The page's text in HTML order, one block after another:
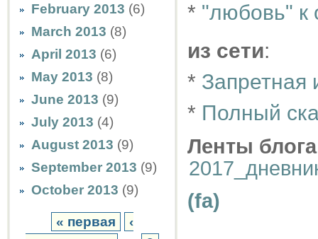
February 2013 (6)
March 2013 (8)
April 2013 (6)
May 2013 (8)
June 2013 (9)
July 2013 (4)
August 2013 (9)
September 2013 (9)
October 2013 (9)
« первая
‹
* "любовь" к
из сети:
* Запретная
* Полный
Ленты
(fa)